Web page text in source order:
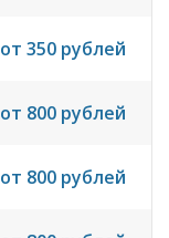
от 350 рублей
от 800 рублей
от 800 рублей